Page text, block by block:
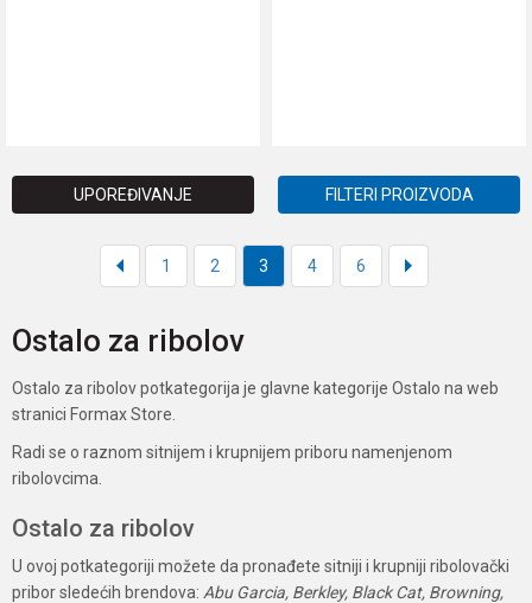
UPOREĐIVANJE FILTERI PROIZVODA
1 2 3 4 6
Ostalo za ribolov
Ostalo za ribolov potkategorija je glavne kategorije Ostalo na web
stranici Formax Store.
Radi se o raznom sitnijem i krupnijem priboru namenjenom
ribolovcima.
Ostalo za ribolov
U ovoj potkategoriji možete da pronađete sitniji i krupniji ribolovački
pribor sledećih brendova: Abu Garcia, Berkley, Black Cat, Browning,